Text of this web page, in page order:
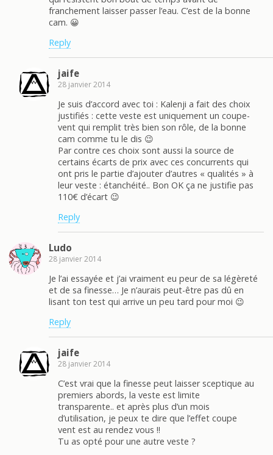
franchement laisser passer l’eau. C’est de la bonne
cam. 😀
Reply
jaife
28 janvier 2014
Je suis d’accord avec toi : Kalenji a fait des choix
justifiés : cette veste est uniquement un coupe-
vent qui remplit très bien son rôle, de la bonne
cam comme tu le dis 😉
Par contre ces choix sont aussi la source de
certains écarts de prix avec ces concurrents qui
ont pris le partie d’ajouter d’autres « qualités » à
leur veste : étanchéité.. Bon OK ça ne justifie pas
110€ d’écart 😉
Reply
Ludo
28 janvier 2014
Je l’ai essayée et j’ai vraiment eu peur de sa légèreté
et de sa finesse… Je n’aurais peut-être pas dû en
lisant ton test qui arrive un peu tard pour moi 😉
Reply
jaife
28 janvier 2014
C’est vrai que la finesse peut laisser sceptique au
premiers abords, la veste est limite
transparente.. et après plus d’un mois
d’utilisation, je peux te dire que l’effet coupe
vent est au rendez vous !!
Tu as opté pour une autre veste ?